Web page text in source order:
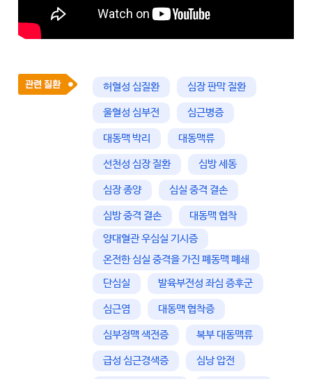
허혈성 심질환 심장 판막 질환
울혈성 심부전 심근병증
대동맥 박리 대동맥류
선천성 심장 질환 심방 세동
심장 종양 심실 중격 결손
심방 중격 결손
대동맥 협착
양대혈관 우심실 기시증
온전한 심실 중격을 가진 폐동맥 폐쇄
단심실
발육부전성 좌심 증후군
심근염 대동맥 협착증
심부정맥 색전증 복부 대동맥류
급성 심근경색증 심낭 압전